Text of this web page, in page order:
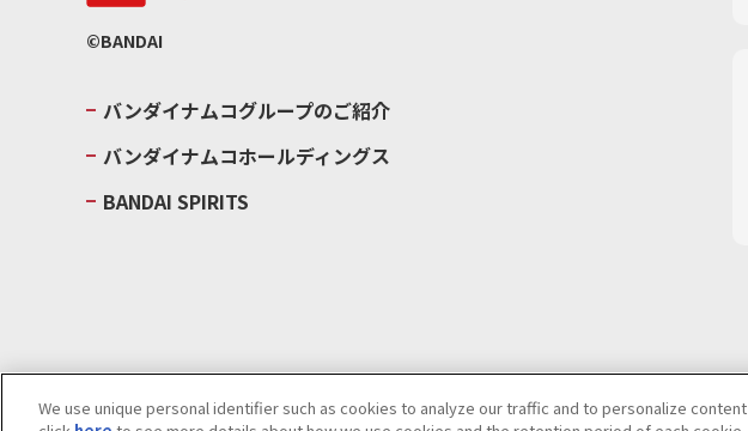
©BANDAI
バンダイナムコグループのご紹介
バンダイナムコホールディングス
BANDAI SPIRITS
We use unique personal identifier such as cookies to analyze our traffic and to personalize content